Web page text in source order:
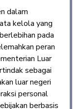
dalam
kelola yang
pada
peran
Luar
sebagai
luar negeri
personal
berbasis